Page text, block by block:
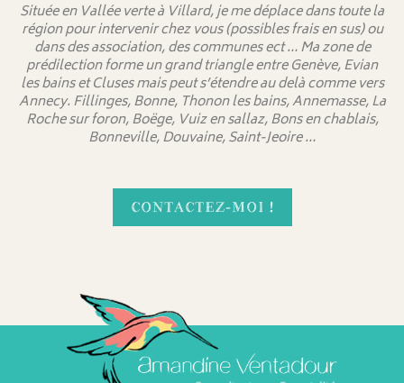
Située en Vallée verte à Villard, je me déplace dans toute la
région pour intervenir chez vous (possibles frais en sus) ou
dans des association, des communes ect … Ma zone de
prédilection forme un grand triangle entre Genève, Evian
les bains et Cluses mais peut s’étendre au delà comme vers
Annecy. Fillinges, Bonne, Thonon les bains, Annemasse, La
Roche sur foron, Boëge, Vuiz en sallaz, Bons en chablais,
Bonneville, Douvaine, Saint-Jeoire …
CONTACTEZ-MOI !